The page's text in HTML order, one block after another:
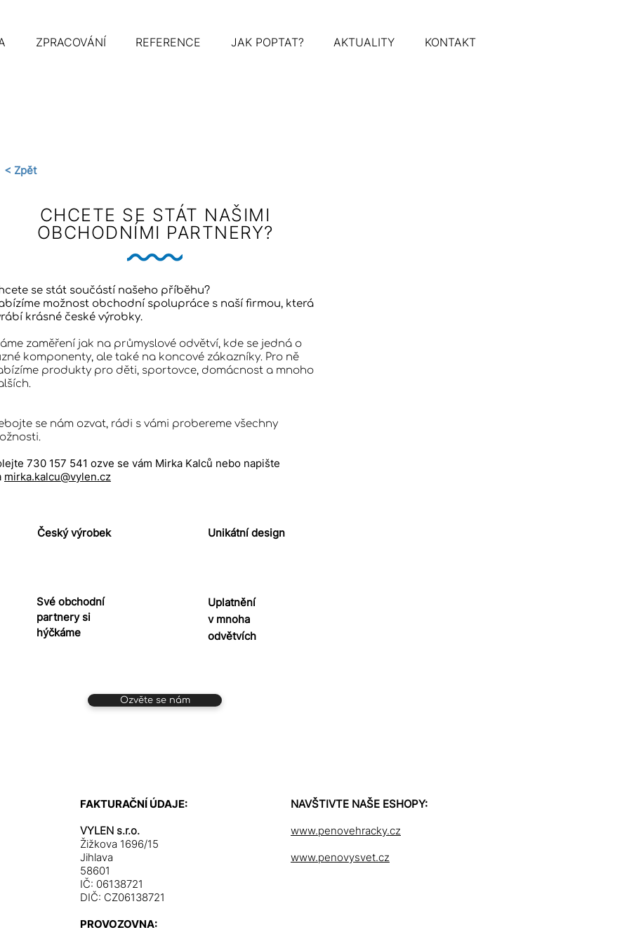
ZPRACOVÁNÍ REFERENCE JAK POPTAT? AKTUALITY KONTAKT
< Zpět
CHCETE SE STÁT NAŠIMI
OBCHODNÍMI PARTNERY?
se stát součástí našeho příběhu?
možnost obchodní spolupráce s naší firmou, která
krásné české výrobky.
zaměření jak na průmyslové odvětví, kde se jedná o
komponenty, ale také na koncové zákazníky. Pro ně
produkty pro děti, sportovce, domácnost a mnoho
se nám ozvat, rádi s vámi probereme všechny
730 157 541 ozve se vám Mirka Kalců nebo napište
mirka.kalcu@vylen.cz
Český výrobek Unikátní design
Své obchodní
partnery si
hýčkáme
Uplatnění
v mnoha
odvětvích
Ozvěte se nám
FAKTURAČNÍ ÚDAJE:
VYLEN s.r.o.
Žižkova 1696/15
Jihlava
58601
IČ: 06138721
DIČ: CZ06138721
PROVOZOVNA:
NAVŠTIVTE NAŠE ESHOPY:
www.penovehracky.cz
www.penovysvet.cz